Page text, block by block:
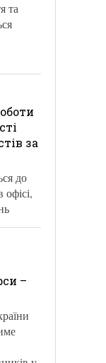
та
за
до
–